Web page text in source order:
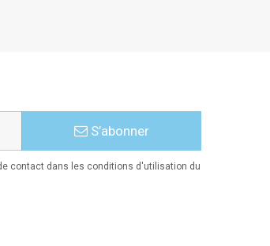
S’abonner
contact dans les conditions d'utilisation du